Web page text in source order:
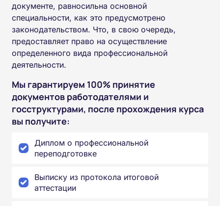
документе, равносильна основной
специальности, как это предусмотрено
законодательством. Что, в свою очередь,
предоставляет право на осуществление
определенного вида профессиональной
деятельности.
Мы гарантируем 100% принятие
документов работодателями и
госструктурами, после прохождения курса
вы получите:
Диплом о профессиональной
переподготовке
Выписку из протокола итоговой
аттестации